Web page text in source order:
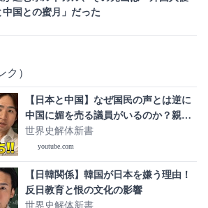
中国との蜜月」だった
）
【日本と中国】なぜ国民の声とは逆に
中国に媚を売る議員がいるのか？親中
議員の真実！
世界史解体新書
youtube.com
【日韓関係】韓国が日本を嫌う理由！
反日教育と恨の文化の影響
世界史解体新書